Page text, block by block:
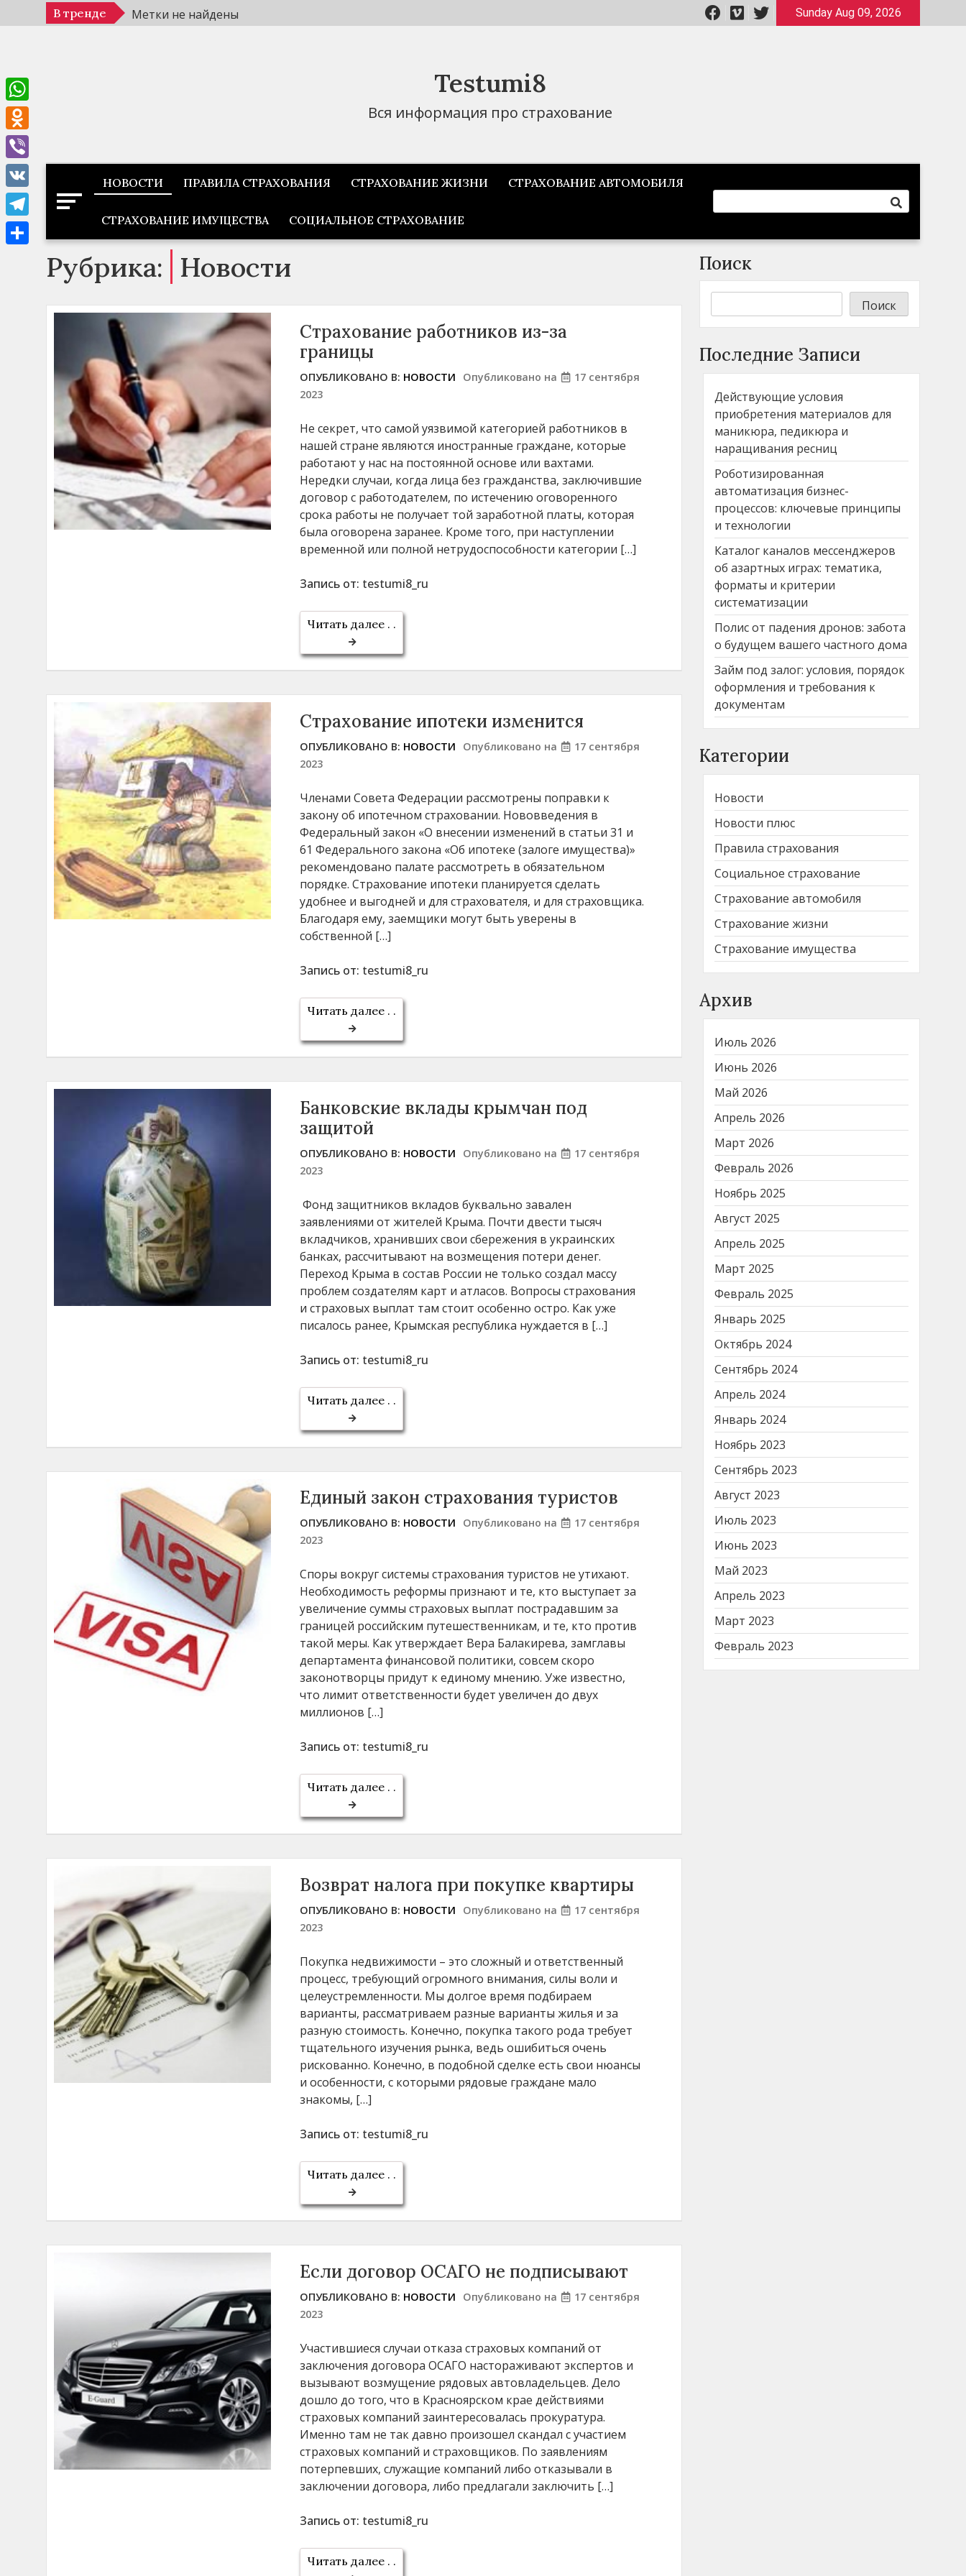
к
В тренде Метки не найдены Sunday Aug 09, 2026
Testumi8
Вся информация про страхование
НОВОСТИ ПРАВИЛА СТРАХОВАНИЯ СТРАХОВАНИЕ ЖИЗНИ СТРАХОВАНИЕ АВТОМОБИЛЯ
СТРАХОВАНИЕ ИМУЩЕСТВА СОЦИАЛЬНОЕ СТРАХОВАНИЕ
Рубрика: Новости
Страхование работников из-за
границы
ОПУБЛИКОВАНО В: НОВОСТИ Опубликовано на
17 сентября
2023
Не секрет, что самой уязвимой категорией работников в
нашей стране являются иностранные граждане, которые
работают у нас на постоянной основе или вахтами.
Нередки случаи, когда лица без гражданства, заключившие
договор с работодателем, по истечению оговоренного
срока работы не получает той заработной платы, которая
была оговорена заранее. Кроме того, при наступлении
временной или полной нетрудоспособности категории […]
Запись от: testumi8_ru
Читать далее . .
Страхование ипотеки изменится
ОПУБЛИКОВАНО В: НОВОСТИ Опубликовано на
17 сентября
2023
Членами Совета Федерации рассмотрены поправки к
закону об ипотечном страховании. Нововведения в
Федеральный закон «О внесении изменений в статьи 31 и
61 Федерального закона «Об ипотеке (залоге имущества)»
рекомендовано палате рассмотреть в обязательном
порядке. Страхование ипотеки планируется сделать
удобнее и выгодней и для страхователя, и для страховщика.
Благодаря ему, заемщики могут быть уверены в
собственной […]
Запись от: testumi8_ru
Читать далее . .
Банковские вклады крымчан под
защитой
ОПУБЛИКОВАНО В: НОВОСТИ Опубликовано на
17 сентября
2023
Фонд защитников вкладов буквально завален
заявлениями от жителей Крыма. Почти двести тысяч
вкладчиков, хранивших свои сбережения в украинских
банках, рассчитывают на возмещения потери денег.
Переход Крыма в состав России не только создал массу
проблем создателям карт и атласов. Вопросы страхования
и страховых выплат там стоит особенно остро. Как уже
писалось ранее, Крымская республика нуждается в […]
Запись от: testumi8_ru
Читать далее . .
Единый закон страхования туристов
ОПУБЛИКОВАНО В: НОВОСТИ Опубликовано на
17 сентября
2023
Споры вокруг системы страхования туристов не утихают.
Необходимость реформы признают и те, кто выступает за
увеличение суммы страховых выплат пострадавшим за
границей российским путешественникам, и те, кто против
такой меры. Как утверждает Вера Балакирева, замглавы
департамента финансовой политики, совсем скоро
законотворцы придут к единому мнению. Уже известно,
что лимит ответственности будет увеличен до двух
миллионов […]
Запись от: testumi8_ru
Читать далее . .
Возврат налога при покупке квартиры
ОПУБЛИКОВАНО В: НОВОСТИ Опубликовано на
17 сентября
2023
Покупка недвижимости – это сложный и ответственный
процесс, требующий огромного внимания, силы воли и
целеустремленности. Мы долгое время подбираем
варианты, рассматриваем разные варианты жилья и за
разную стоимость. Конечно, покупка такого рода требует
тщательного изучения рынка, ведь ошибиться очень
рискованно. Конечно, в подобной сделке есть свои нюансы
и особенности, с которыми рядовые граждане мало
знакомы, […]
Запись от: testumi8_ru
Читать далее . .
Если договор ОСАГО не подписывают
ОПУБЛИКОВАНО В: НОВОСТИ Опубликовано на
17 сентября
2023
Участившиеся случаи отказа страховых компаний от
заключения договора ОСАГО настораживают экспертов и
вызывают возмущение рядовых автовладельцев. Дело
дошло до того, что в Красноярском крае действиями
страховых компаний заинтересовалась прокуратура.
Именно там не так давно произошел скандал с участием
страховых компаний и страховщиков. По заявлениям
потерпевших, служащие компаний либо отказывали в
заключении договора, либо предлагали заключить […]
Запись от: testumi8_ru
Читать далее . .
Поиск
Поиск
Последние Записи
Действующие условия
приобретения материалов для
маникюра, педикюра и
наращивания ресниц
Роботизированная
автоматизация бизнес-
процессов: ключевые принципы
и технологии
Каталог каналов мессенджеров
об азартных играх: тематика,
форматы и критерии
систематизации
Полис от падения дронов: забота
о будущем вашего частного дома
Займ под залог: условия, порядок
оформления и требования к
документам
Категории
Новости
Новости плюс
Правила страхования
Социальное страхование
Страхование автомобиля
Страхование жизни
Страхование имущества
Архив
Июль 2026
Июнь 2026
Май 2026
Апрель 2026
Март 2026
Февраль 2026
Ноябрь 2025
Август 2025
Апрель 2025
Март 2025
Февраль 2025
Январь 2025
Октябрь 2024
Сентябрь 2024
Апрель 2024
Январь 2024
Ноябрь 2023
Сентябрь 2023
Август 2023
Июль 2023
Июнь 2023
Май 2023
Апрель 2023
Март 2023
Февраль 2023
WhatsApp
Odnoklassniki
Viber
VK
Telegram
Отправить